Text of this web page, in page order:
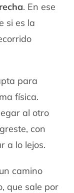
. En ese
si es la
para
física.
al otro
con
a lo lejos.
camino
que sale por